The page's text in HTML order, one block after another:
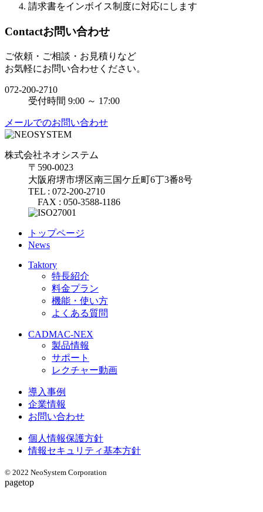
請求書をインボイス制度に対応にします
Contactお問い合わせ
ご依頼・ご相談・お見積りなど
お気軽にお問い合わせください。
072-200-2710
受付時間 9:00 ～ 17:00
メールでのお問い合わせ
株式会社ネオシステム
〒590-0023
大阪府堺市堺区南三国ケ丘町6丁3番8号
TEL : 072-200-2710
FAX : 050-3588-1186
トップページ
News
Taktory
特長紹介
料金プラン
機能・使い方
よくある質問
CADMAC-NEX
製品情報
サポート
レクチャー動画
導入事例
企業情報
お問い合わせ
個人情報保護方針
情報セキュリティ基本方針
© 2022 NeoSystem Corporation
pagetop